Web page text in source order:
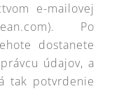
e-mailovej
Po
dostanete
údajov, a
tak potvrdenie